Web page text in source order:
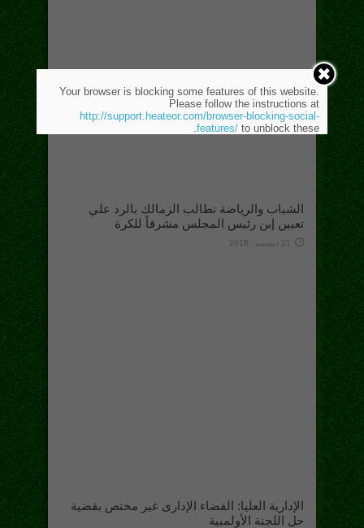
الشباب والرياضة تطالب الزمالك بالرد علي
تعيين إبن رئيس المجلس مشرفاً للكرة
21 ديسمبر، 2018
الإدارية العليا: القضاء الإدارى غير مختص بقضية
حل اللجنة الأولمبية
Your browser is blocking some features of this website.
Please follow the instructions at
http://support.heateor.com/browser-blocking-social-
features/ to unblock these.